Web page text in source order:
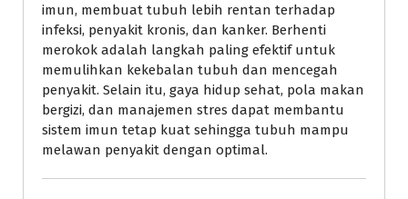
imun, membuat tubuh lebih rentan terhadap
infeksi, penyakit kronis, dan kanker. Berhenti
merokok adalah langkah paling efektif untuk
memulihkan kekebalan tubuh dan mencegah
penyakit. Selain itu, gaya hidup sehat, pola makan
bergizi, dan manajemen stres dapat membantu
sistem imun tetap kuat sehingga tubuh mampu
melawan penyakit dengan optimal.